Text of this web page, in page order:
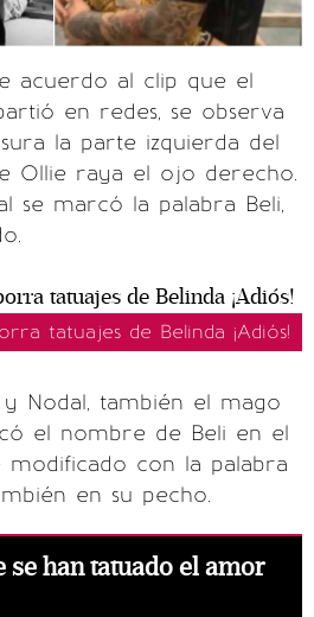
acuerdo al clip que el
en redes, se observa
la parte izquierda del
Ollie raya el ojo derecho.
se marcó la palabra Beli,
tatuajes de Belinda ¡Adiós!
Nodal, también el mago
el nombre de Beli en el
modificado con la palabra
en su pecho.
se han tatuado el amor